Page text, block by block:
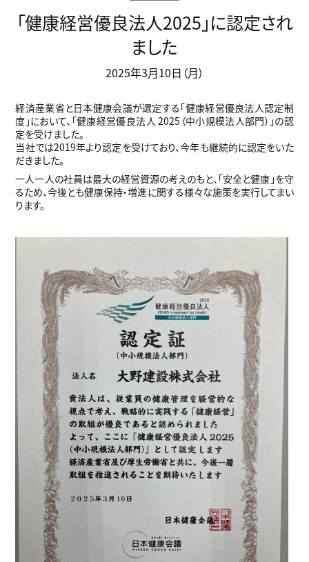
「健康経営優良法人2025」に認定され
ました
2025年3月10日（月）
経済産業省と日本健康会議が選定する「健康経営優良法人認定制
度」において、「健康経営優良法人 2025（中小規模法人部門）」の認
定を受けました。
当社では2019年より認定を受けており、今年も継続的に認定をいた
だきました。
一人一人の社員は最大の経営資源の考えのもと、「安全と健康」を守
るため、今後とも健康保持・増進に関する様々な施策を実行してまい
ります。